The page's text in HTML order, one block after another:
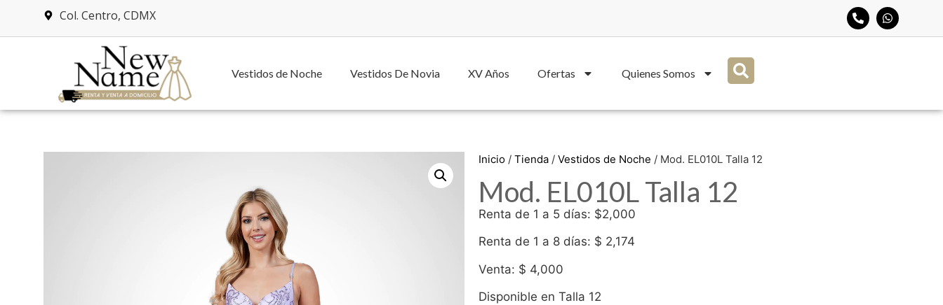
Col. Centro, CDMX
Vestidos de Noche Vestidos De Novia XV Años Ofertas Quienes Somos
Inicio / Tienda / Vestidos de Noche / Mod. EL010L Talla 12
Mod. EL010L Talla 12
Renta de 1 a 5 días: $2,000
Renta de 1 a 8 días: $ 2,174
Venta: $ 4,000
Disponible en Talla 12